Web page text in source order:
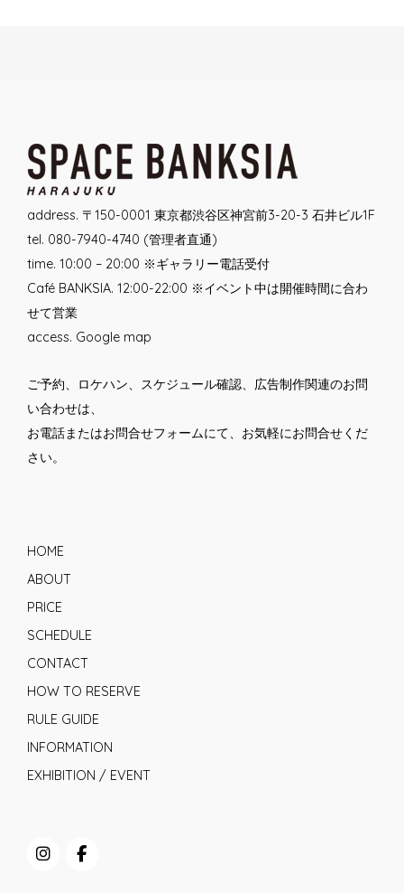
address. 〒150-0001 東京都渋谷区神宮前3-20-3 石井ビル1F
tel. 080-7940-4740 (管理者直通)
time. 10:00 – 20:00 ※ギャラリー電話受付
Café BANKSIA. 12:00-22:00 ※イベント中は開催時間に合わ
せて営業
access. Google map
ご予約、ロケハン、スケジュール確認、広告制作関連のお問
い合わせは、
お電話またはお問合せフォームにて、お気軽にお問合せくだ
さい。
HOME
ABOUT
PRICE
SCHEDULE
CONTACT
HOW TO RESERVE
RULE GUIDE
INFORMATION
EXHIBITION / EVENT